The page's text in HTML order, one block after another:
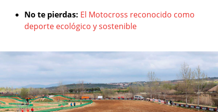
No te pierdas: El Motocross reconocido como
deporte ecológico y sostenible